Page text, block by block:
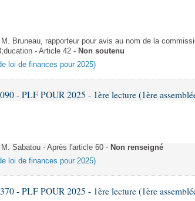
Bruneau, rapporteur pour avis au nom de la
- Article 42 - Non soutenu
loi de finances pour 2025)
- PLF POUR 2025 - 1ère lecture (1ère
Sabatou - Après l'article 60 - Non renseigné
loi de finances pour 2025)
- PLF POUR 2025 - 1ère lecture (1ère